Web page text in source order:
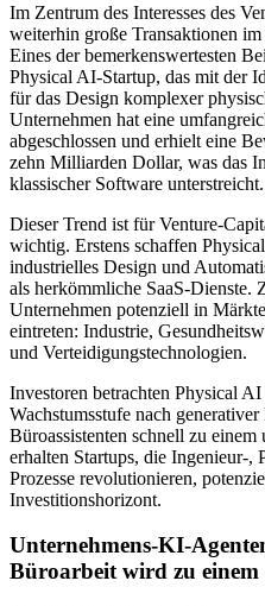
Im Zentrum des Interesses des
weiterhin große Transaktionen
Eines der bemerkenswertesten
Physical AI-Startup, das mit der
für das Design komplexer
Unternehmen hat eine
abgeschlossen und erhielt eine
zehn Milliarden Dollar, was das
klassischer Software unterstreicht.
Dieser Trend ist für Venture-
wichtig. Erstens schaffen
industrielles Design und
als herkömmliche SaaS-Dienste.
Unternehmen potenziell in
eintreten: Industrie,
und Verteidigungstechnologien.
Investoren betrachten Physical
Wachstumsstufe nach
Büroassistenten schnell zu
erhalten Startups, die Ingenieur-,
Prozesse revolutionieren,
Investitionshorizont.
Unternehmens-KI-
Büroarbeit wird zu